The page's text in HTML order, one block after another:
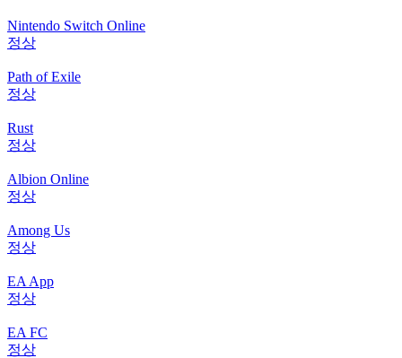
Nintendo Switch Online
정상
Path of Exile
정상
Rust
정상
Albion Online
정상
Among Us
정상
EA App
정상
EA FC
정상